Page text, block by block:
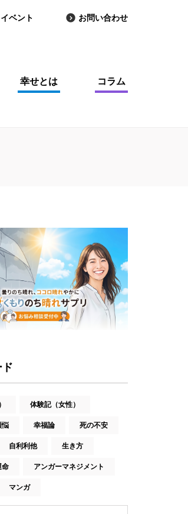
ベント お問い合わせ
幸せとは コラム
体験記（女性）
悩 幸福論 死の不安
自利利他 生き方
命 アンガーマネジメント
マンガ